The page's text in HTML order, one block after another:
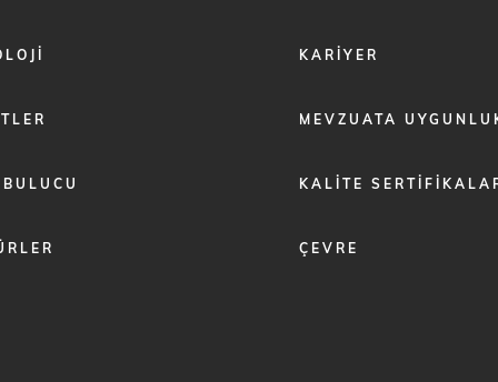
KARIYER
MEVZUATA
KALITE
ÇEVRE